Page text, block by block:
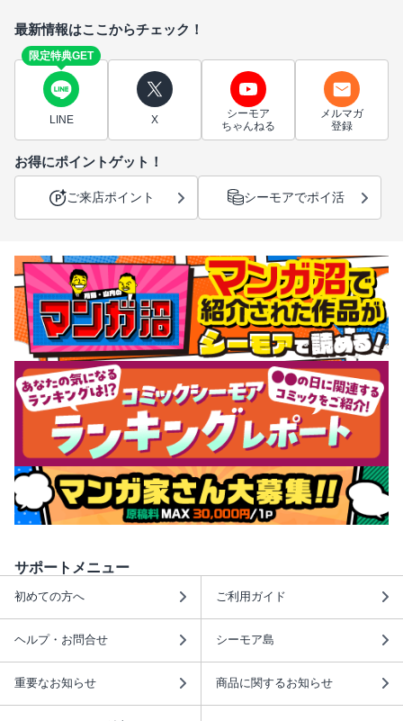
最新情報はここからチェック！
限定特典GET
LINE X
シーモア
ちゃんねる
メルマガ
登録
お得にポイントゲット！
ご来店ポイント シーモアでポイ活
サポートメニュー
初めての方へ ご利用ガイド
ヘルプ・お問合せ シーモア島
重要なお知らせ 商品に関するお知らせ